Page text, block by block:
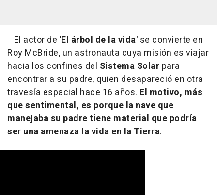
El actor de 'El árbol de la vida' se convierte en
Roy McBride, un astronauta cuya misión es viajar
hacia los confines del Sistema Solar para
encontrar a su padre, quien desapareció en otra
travesía espacial hace 16 años. El motivo, más
que sentimental, es porque la nave que
manejaba su padre tiene material que podría
ser una amenaza la vida en la Tierra.